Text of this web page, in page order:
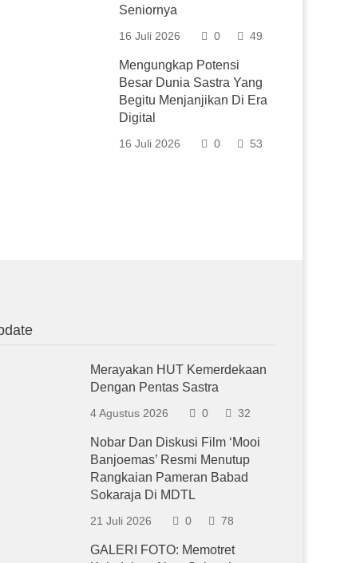
Seniornya
16 Juli 2026 0 49
Mengungkap Potensi
Besar Dunia Sastra Yang
Begitu Menjanjikan Di Era
Digital
16 Juli 2026 0 53
Merayakan HUT Kemerdekaan
Dengan Pentas Sastra
4 Agustus 2026 0 32
Nobar Dan Diskusi Film ‘Mooi
Banjoemas’ Resmi Menutup
Rangkaian Pameran Babad
Sokaraja Di MDTL
21 Juli 2026 0 78
GALERI FOTO: Memotret